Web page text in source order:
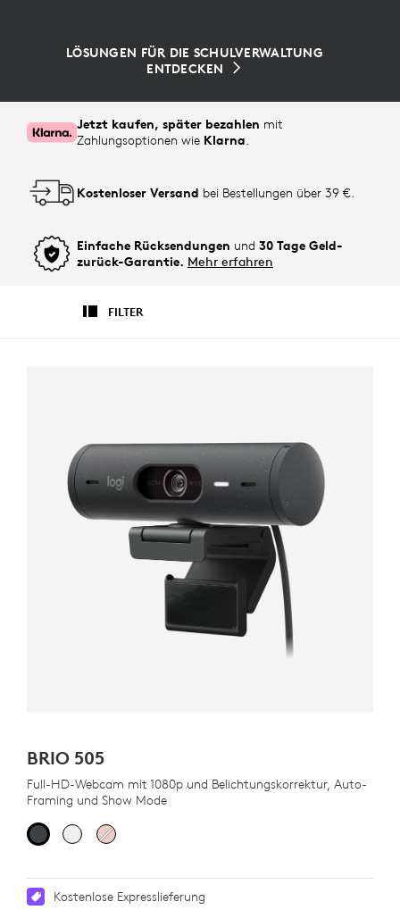
LÖSUNGEN FÜR DIE SCHULVERWALTUNG
ENTDECKEN
Jetzt kaufen, später bezahlen mit
Zahlungsoptionen wie Klarna.
Kostenloser Versand bei Bestellungen über 39 €.
Einfache Rücksendungen und 30 Tage Geld-
zurück-Garantie. Mehr erfahren
FILTER
BRIO 505
Full-HD-Webcam mit 1080p und Belichtungskorrektur, Auto-
Framing und Show Mode
Kostenlose Expresslieferung